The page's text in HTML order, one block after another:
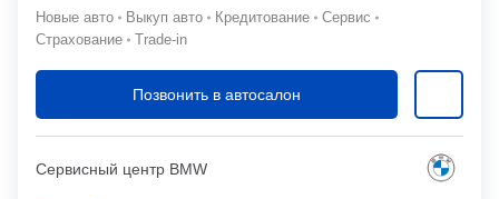
Новые авто Выкуп авто Кредитование
Сервис
Страхование
Trade-in
Позвонить в автосалон
Сервисный центр BMW